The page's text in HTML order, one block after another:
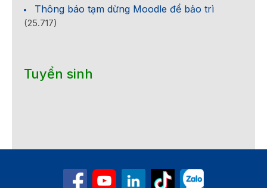
Thông báo tạm dừng Moodle để bảo trì
(25.717)
Tuyển sinh